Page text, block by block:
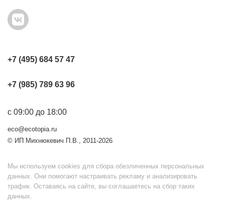
+7 (495) 684 57 47
+7 (985) 789 63 96
с 09:00 до 18:00
eco@ecotopia.ru
© ИП Михнюкевич П.В., 2011-2026
Мы используем cookies для сбора обезличенных персональных
данных. Они помогают настраивать рекламу и анализировать
трафик. Оставаясь на сайте, вы соглашаетесь на сбор таких
данных.